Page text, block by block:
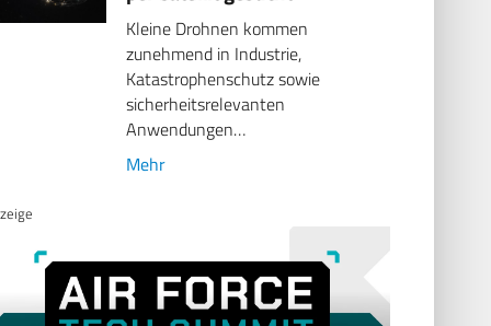
Kleine Drohnen kommen
zunehmend in Industrie,
Katastrophenschutz sowie
sicherheitsrelevanten
Anwendungen…
Mehr